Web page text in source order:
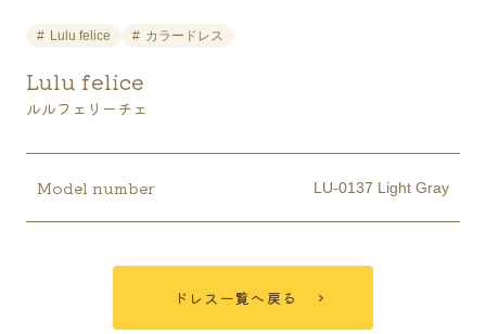
Lulu felice カラードレス
Lulu felice
ルルフェリーチェ
Model number LU-0137 Light Gray
ドレス一覧へ戻る